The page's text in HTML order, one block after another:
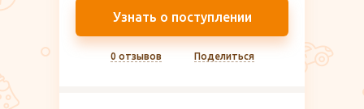
Узнать о поступлении
0 отзывов Поделиться